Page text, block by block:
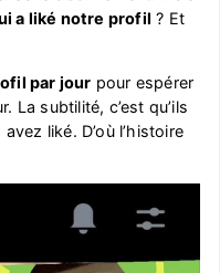
a liké notre profil ? Et
par jour pour espérer
La subtilité, c’est qu’ils
liké. D’où l’histoire